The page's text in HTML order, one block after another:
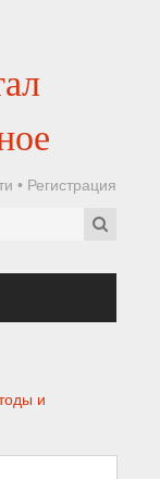
• Регистрация
и